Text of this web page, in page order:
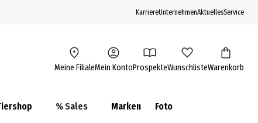
KarriereUnternehmenAktuellesService
Meine FilialeMein KontoProspekteWunschlisteWarenkorb
% Sales Marken Foto